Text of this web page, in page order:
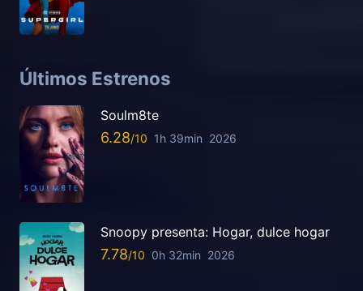
Últimos Estrenos
Soulm8te
6.28 1h 39min 2026
Snoopy presenta: Hogar, dulce hogar
7.78 0h 32min 2026